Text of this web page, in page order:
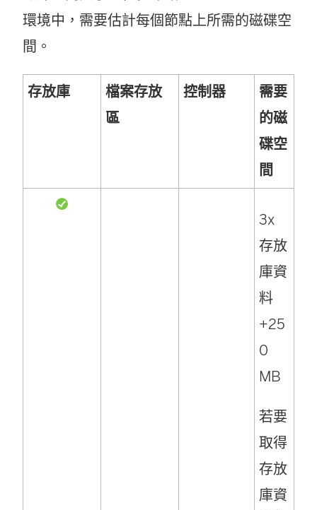
環境中，需要估計每個節點上所需的磁碟空
間。
存放庫
檔案存放
區
控制器
需要
的磁
碟空
間
3x
存放
庫資
料
+25
0
MB
若要
取得
存放
庫資